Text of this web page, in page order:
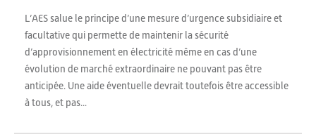
L’AES salue le principe d’une mesure d’urgence subsidiaire et
facultative qui permette de maintenir la sécurité
d’approvisionnement en électricité même en cas d’une
évolution de marché extraordinaire ne pouvant pas être
anticipée. Une aide éventuelle devrait toutefois être accessible
à tous, et pas...